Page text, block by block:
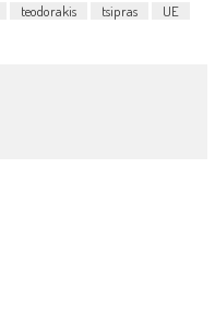
teodorakis tsipras
UE